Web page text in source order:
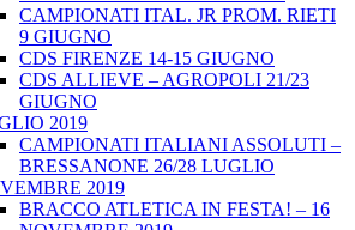
CAMPIONATI ITAL. JR PROM. RIETI
9 GIUGNO
CDS FIRENZE 14-15 GIUGNO
CDS ALLIEVE – AGROPOLI 21/23
GIUGNO
2019
CAMPIONATI ITALIANI ASSOLUTI –
BRESSANONE 26/28 LUGLIO
2019
BRACCO ATLETICA IN FESTA! – 16